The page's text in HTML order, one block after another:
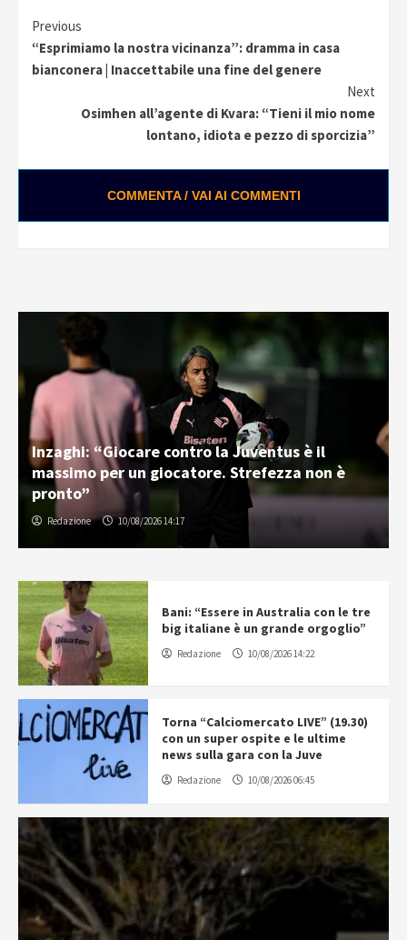
Continue
Reading
Previous
“Esprimiamo la nostra vicinanza”: dramma in casa
bianconera | Inaccettabile una fine del genere
Next
Osimhen all’agente di Kvara: “Tieni il mio nome
lontano, idiota e pezzo di sporcizia”
COMMENTA / VAI AI COMMENTI
Inzaghi: “Giocare contro la Juventus è il
massimo per un giocatore. Strefezza non è
pronto”
Redazione 10/08/2026 14:17
Bani: “Essere in Australia con le tre
big italiane è un grande orgoglio”
Redazione 10/08/2026 14:22
Torna “Calciomercato LIVE” (19.30)
con un super ospite e le ultime
news sulla gara con la Juve
Redazione 10/08/2026 06:45